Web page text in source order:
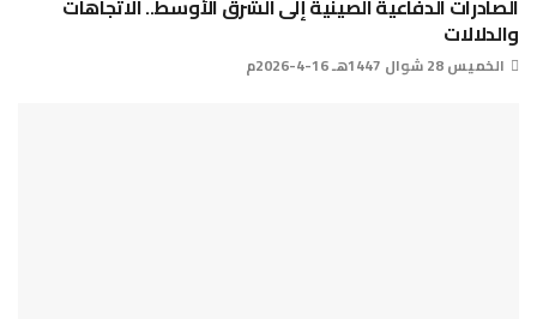
والدلالات
الخميس 28 شوال 1447هـ 16-4-2026م